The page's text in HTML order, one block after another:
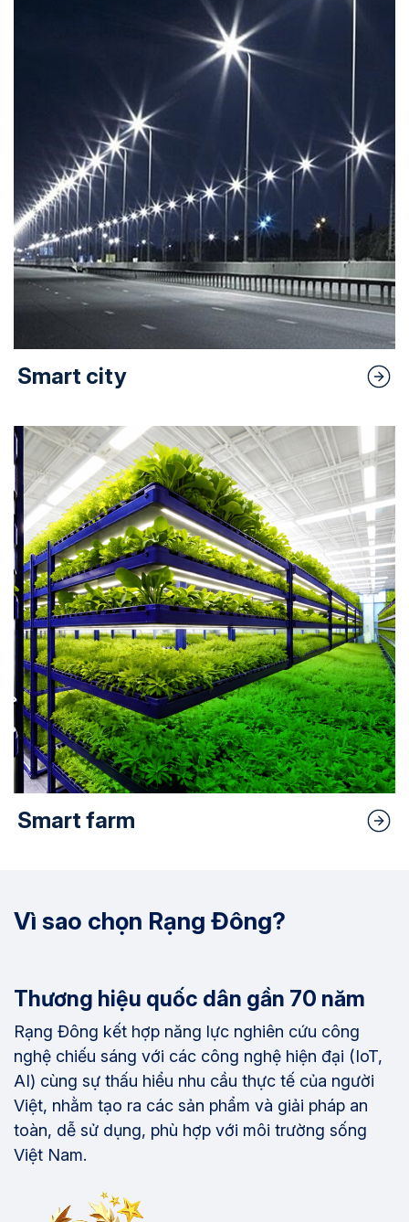
Smart city
Smart farm
Vì sao chọn Rạng Đông?
Thương hiệu quốc dân gần 70 năm
Rạng Đông kết hợp năng lực nghiên cứu công
nghệ chiếu sáng với các công nghệ hiện đại (IoT,
AI) cùng sự thấu hiểu nhu cầu thực tế của người
Việt, nhằm tạo ra các sản phẩm và giải pháp an
toàn, dễ sử dụng, phù hợp với môi trường sống
Việt Nam.